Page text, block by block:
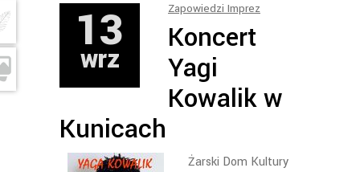
13
wrz
Zapowiedzi Imprez
Koncert
Yagi
Kowalik w
Kunicach
Żarski Dom Kultury